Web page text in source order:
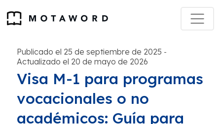
Publicado el 25 de septiembre de 2025 -
Actualizado el 20 de mayo de 2026
Visa M-1 para programas
vocacionales o no
académicos: Guía para